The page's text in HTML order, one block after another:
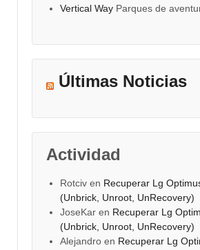
Vertical Way Parques de
Últimas Noticias
Actividad
Rotciv en Recuperar Lg
(Unbrick, Unroot, UnRecovery)
JoseKar en Recuperar Lg
(Unbrick, Unroot, UnRecovery)
Alejandro en Recuperar Lg